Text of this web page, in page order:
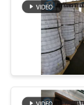
QUALITÉ
NOUS